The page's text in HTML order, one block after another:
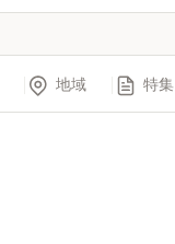
地域 特集